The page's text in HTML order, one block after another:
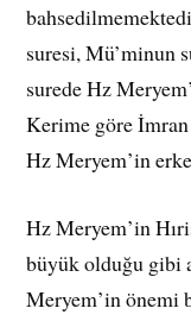
suresi, Mü’minun
surede Hz
Kerime göre İmran
Hz Meryem’in
Hz Meryem’in
büyük olduğu gibi
Meryem’in önemi